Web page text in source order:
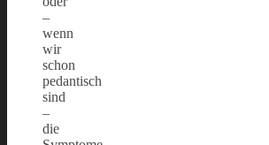
–
wenn
wir
schon
pedantisch
sind
–
die